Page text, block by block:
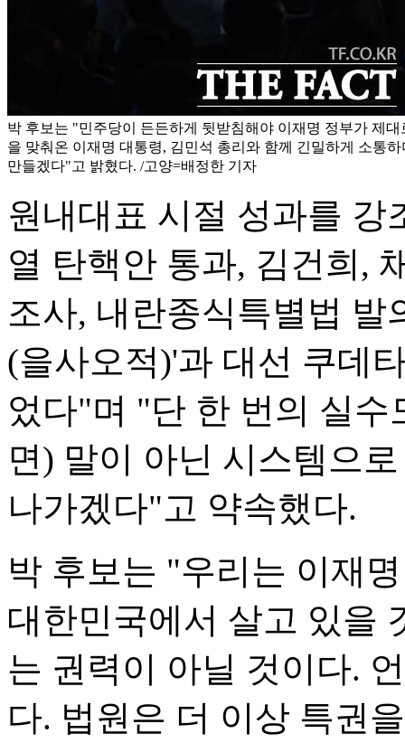
박 후보는 "민주당이 든든하게 뒷받침해야 이재명 정부가 제
을 맞춰온 이재명 대통령, 김민석 총리와 함께 긴밀하게 소통
만들겠다"고 밝혔다. /고양=배정한 기자
원내대표 시절 성과를
열 탄핵안 통과, 김건희,
조사, 내란종식특별법 발
(을사오적)'과 대선 쿠데
었다"며 "단 한 번의 실
면) 말이 아닌 시스템으
나가겠다"고 약속했다.
박 후보는 "우리는 이재
대한민국에서 살고 있을
는 권력이 아닐 것이다.
다. 법원은 더 이상 특권